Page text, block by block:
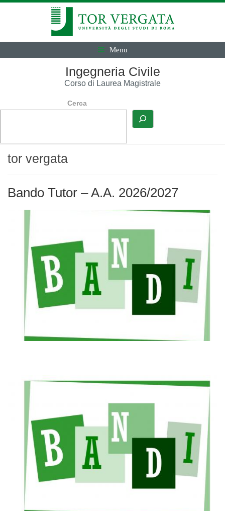
Menu
Ingegneria Civile
Corso di Laurea Magistrale
Cerca
tor vergata
Bando Tutor – A.A. 2026/2027